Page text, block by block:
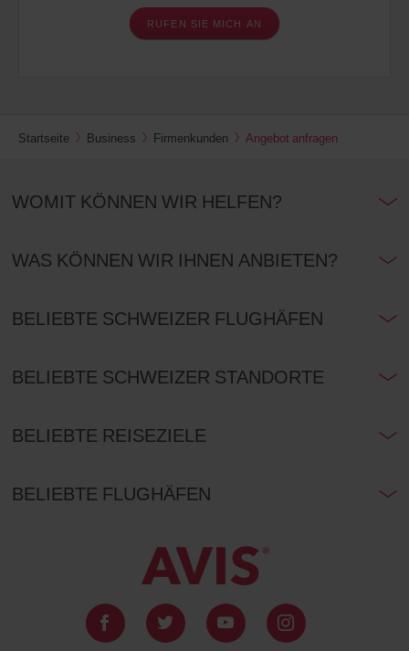
Startseite Business Firmenkunden Angebot anfragen
WOMIT KÖNNEN WIR HELFEN?
WAS KÖNNEN WIR IHNEN ANBIETEN?
BELIEBTE SCHWEIZER FLUGHÄFEN
BELIEBTE SCHWEIZER STANDORTE
BELIEBTE REISEZIELE
BELIEBTE FLUGHÄFEN